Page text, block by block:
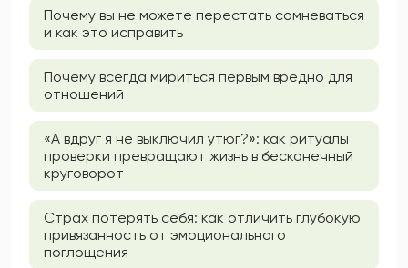
Почему вы не можете перестать сомневаться
и как это исправить
Почему всегда мириться первым вредно для
отношений
«А вдруг я не выключил утюг?»: как ритуалы
проверки превращают жизнь в бесконечный
круговорот
Страх потерять себя: как отличить глубокую
привязанность от эмоционального
поглощения